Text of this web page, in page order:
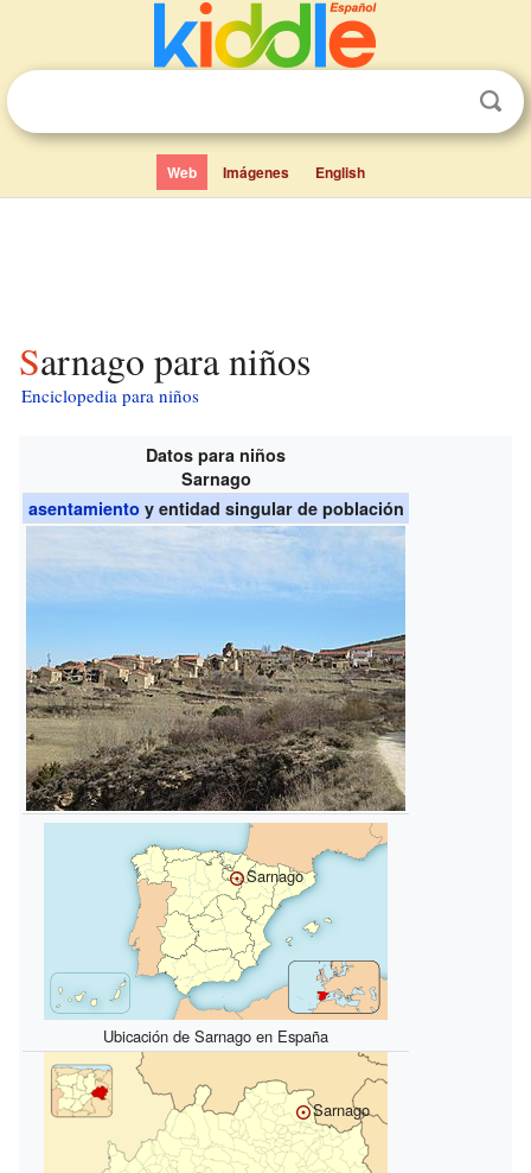
Web Imágenes English
Sarnago para niños
Enciclopedia para niños
Datos para niños
Sarnago
asentamiento y entidad singular de población
Sarnago
Ubicación de Sarnago en España
Sarnago